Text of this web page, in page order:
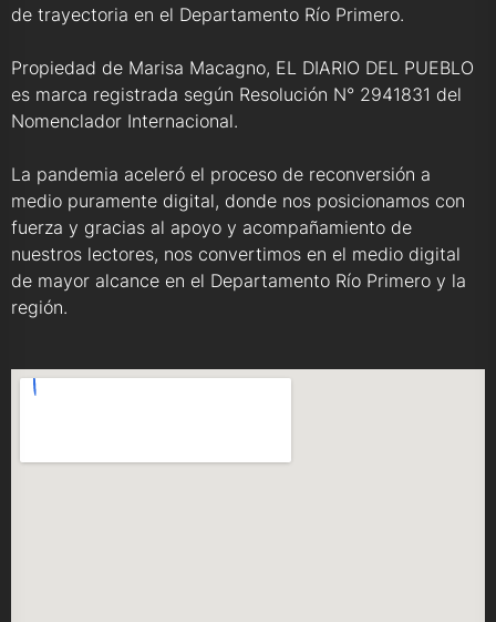
de trayectoria en el Departamento Río Primero.
Propiedad de Marisa Macagno, EL DIARIO DEL PUEBLO
es marca registrada según Resolución N° 2941831 del
Nomenclador Internacional.
La pandemia aceleró el proceso de reconversión a
medio puramente digital, donde nos posicionamos con
fuerza y gracias al apoyo y acompañamiento de
nuestros lectores, nos convertimos en el medio digital
de mayor alcance en el Departamento Río Primero y la
región.